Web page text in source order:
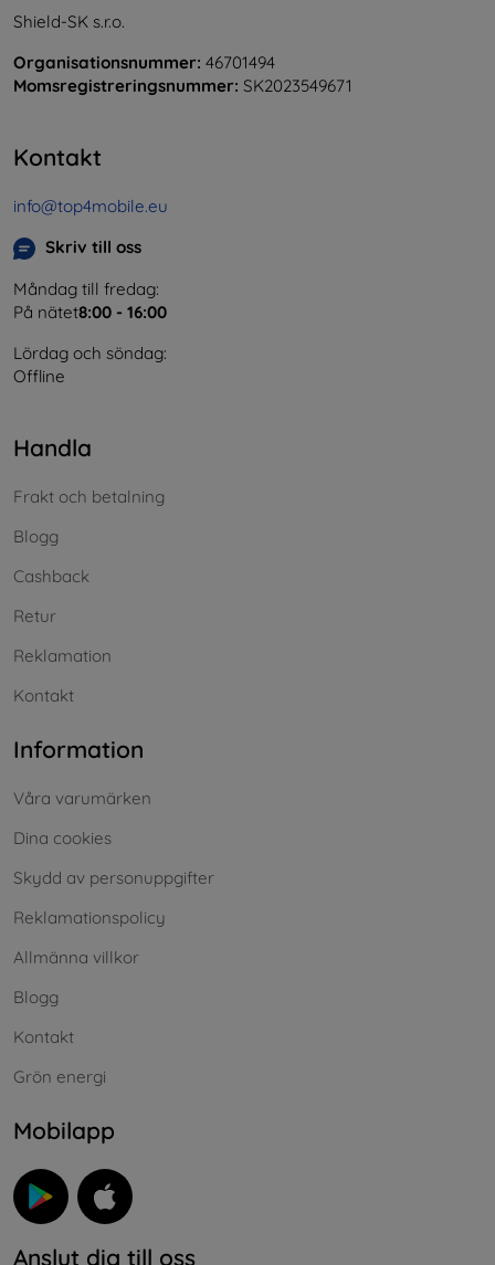
Shield-SK s.r.o.
Organisationsnummer: 46701494
Momsregistreringsnummer: SK2023549671
Kontakt
info@top4mobile.eu
Skriv till oss
Måndag till fredag:
På nätet8:00 - 16:00
Lördag och söndag:
Offline
Handla
Frakt och betalning
Blogg
Cashback
Retur
Reklamation
Kontakt
Information
Våra varumärken
Dina cookies
Skydd av personuppgifter
Reklamationspolicy
Allmänna villkor
Blogg
Kontakt
Grön energi
Mobilapp
Anslut dig till oss